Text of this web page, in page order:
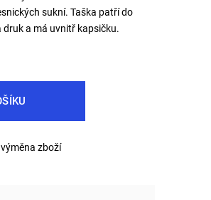
sukní. Taška patří do
druk a má uvnitř kapsičku.